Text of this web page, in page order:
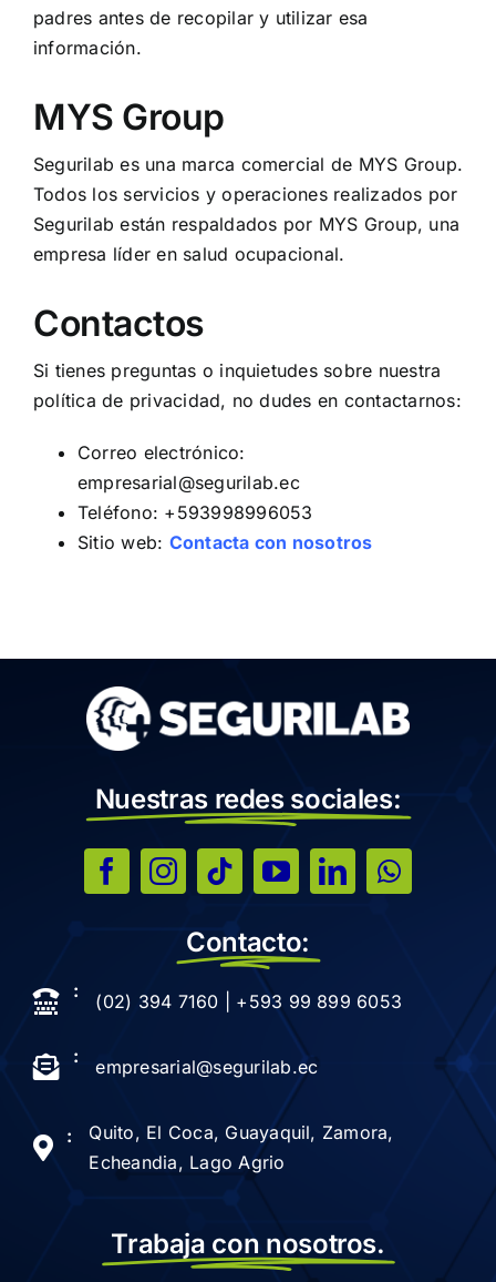
padres antes de recopilar y utilizar esa
información.
MYS Group
Segurilab es una marca comercial de MYS Group.
Todos los servicios y operaciones realizados por
Segurilab están respaldados por MYS Group, una
empresa líder en salud ocupacional.
Contactos
Si tienes preguntas o inquietudes sobre nuestra
política de privacidad, no dudes en contactarnos:
Correo electrónico:
empresarial@segurilab.ec
Teléfono: +593998996053
Sitio web: Contacta con nosotros
Nuestras redes sociales:
Contacto:
: (02) 394 7160 | +593 99 899 6053
: empresarial@segurilab.ec
:
Quito, El Coca, Guayaquil, Zamora,
Echeandia, Lago Agrio
Trabaja con nosotros.